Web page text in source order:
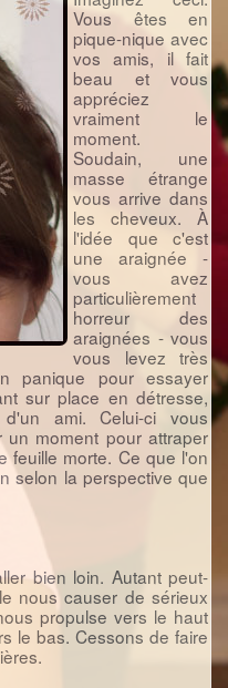
Vous êtes en
pique-nique avec
vos amis, il fait
beau et vous
appréciez
vraiment le
moment.
Soudain, une
masse étrange
vous arrive dans
les cheveux. À
l'idée que c'est
une araignée -
vous avez
particulièrement
horreur des
araignées - vous
vous levez très
panique pour essayer
sur place en détresse,
ami. Celui-ci vous
moment pour attraper
feuille morte. Ce que l'on
selon la perspective que
bien loin. Autant peut-
nous causer de sérieux
propulse vers le haut
le bas. Cessons de faire